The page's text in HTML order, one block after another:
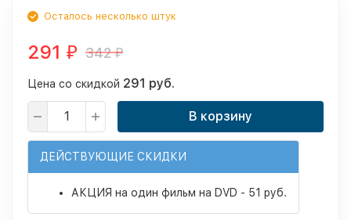
Осталось несколько штук
291 ₽ 342₽
Цена со скидкой 291 руб.
В корзину
ДЕЙСТВУЮЩИЕ СКИДКИ
АКЦИЯ на один фильм на DVD - 51 руб.